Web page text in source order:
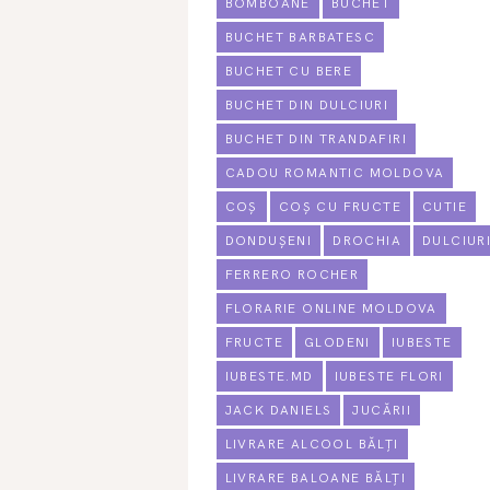
BOMBOANE BUCHET
BUCHET BARBATESC
BUCHET CU BERE
BUCHET DIN DULCIURI
BUCHET DIN TRANDAFIRI
CADOU ROMANTIC MOLDOVA
COȘ COȘ CU FRUCTE CUTIE
DONDUȘENI DROCHIA
FERRERO ROCHER
FLORARIE ONLINE MOLDOVA
FRUCTE GLODENI IUBESTE
IUBESTE.MD IUBESTE FLORI
JACK DANIELS JUCĂRII
LIVRARE ALCOOL BĂLȚI
LIVRARE BALOANE BĂLȚI